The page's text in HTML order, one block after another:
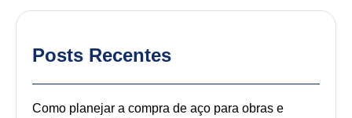
Posts Recentes
Como planejar a compra de aço para obras e